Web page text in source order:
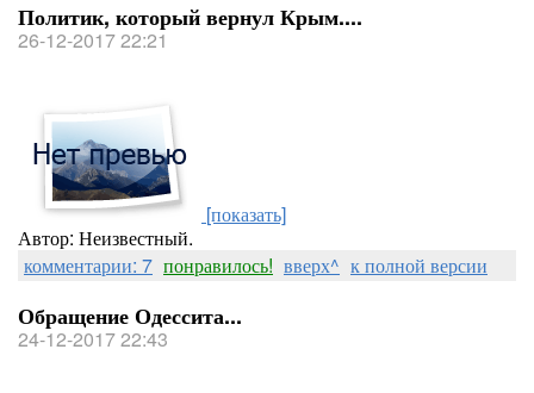
Политик, который вернул Крым....
26-12-2017 22:21
[показать]
Автор: Неизвестный.
комментарии: 7 понравилось! вверх^ к полной версии
Обращение Одессита...
24-12-2017 22:43